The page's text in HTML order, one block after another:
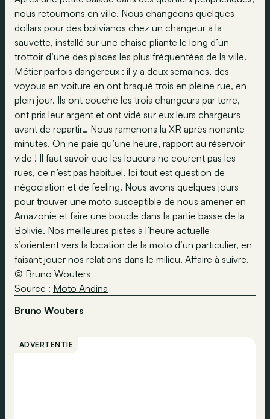
nous retournons en ville. Nous changeons quelques
dollars pour des bolivianos chez un changeur à la
sauvette, installé sur une chaise pliante le long d’un
trottoir d’une des places les plus fréquentées de la ville.
Métier parfois dangereux : il y a deux semaines, des
voyous en voiture en ont braqué trois en pleine rue, en
plein jour. Ils ont couché les trois changeurs par terre,
ont pris leur argent et ont vidé sur eux leurs chargeurs
avant de repartir… Nous ramenons la XR après nonante
minutes. On ne paie qu’une heure, rapport au réservoir
vide ! Il faut savoir que les loueurs ne courent pas les
rues, ce n’est pas habituel. Ici tout est question de
négociation et de feeling. Nous avons quelques jours
pour trouver une moto susceptible de nous amener en
Amazonie et faire une boucle dans la partie basse de la
Bolivie. Nos meilleures pistes à l’heure actuelle
s’orientent vers la location de la moto d’un particulier, en
faisant jouer nos relations dans le milieu. Affaire à suivre.
© Bruno Wouters
Source : Moto Andina
Bruno Wouters
ADVERTENTIE